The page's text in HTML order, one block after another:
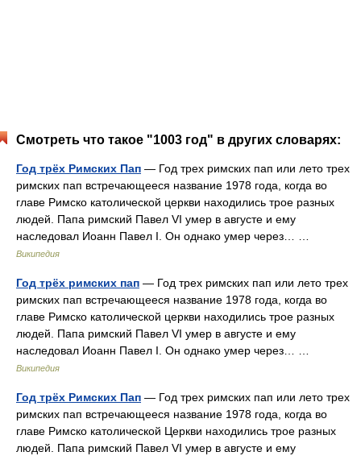
Смотреть что такое "1003 год" в других словарях:
Год трёх Римских Пап — Год трех римских пап или лето трех
римских пап встречающееся название 1978 года, когда во
главе Римско католической церкви находились трое разных
людей. Папа римский Павел VI умер в августе и ему
наследовал Иоанн Павел I. Он однако умер через… …
Википедия
Год трёх римских пап — Год трех римских пап или лето трех
римских пап встречающееся название 1978 года, когда во
главе Римско католической церкви находились трое разных
людей. Папа римский Павел VI умер в августе и ему
наследовал Иоанн Павел I. Он однако умер через… …
Википедия
Год трёх Римских Пап — Год трех римских пап или лето трех
римских пап встречающееся название 1978 года, когда во
главе Римско католической Церкви находились трое разных
людей. Папа римский Павел VI умер в августе и ему